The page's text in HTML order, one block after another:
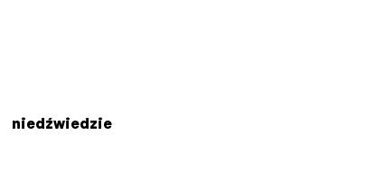
niedźwiedzie